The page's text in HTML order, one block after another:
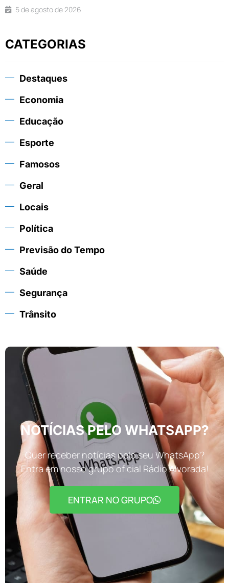
5 de agosto de 2026
CATEGORIAS
Destaques
Economia
Educação
Esporte
Famosos
Geral
Locais
Política
Previsão do Tempo
Saúde
Segurança
Trânsito
NOTÍCIAS PELO WHATSAPP?
Quer receber notícias pelo seu WhatsApp?
Entra em nosso grupo oficial Rádio Alvorada!
ENTRAR NO GRUPO